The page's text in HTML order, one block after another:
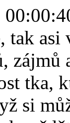
trestali vězením odnětím svobody nebo pokutou v české republice zkrátka neplatí, že teď po revoluci je mnohem víc vražd než za socialismu. Ano, bezprostředně po revoluci, v 90. Letech ten počet ran. 16 00:05:24,260 --> 00:05:54,400 Ideálně a rapidně vystřelil, ale v průběhu jednadvacátého století se zase dostal zpátky na předrevoluční úroveň. Spousta lidí mi oponuje, že si nepamatují, že by za socialismu tolik vražd bylo a klíčové je tam to slovo nepamatují. Je to přesně tak, oni si to nepamatují, protože se většinou o těch případech ani nedozvěděli. V černé kronice se takové případy odbyly na 4 5 řádcích. 17 00:05:54,490 --> 00:06:24,470 A jen výjimečně tomu noviny věnovaly větší prostor. Když to srovnáte s dnešní dobou, kdy si bulvár a nejenom bulvár, ale i seriózní média z případu nějaké vraždy dokážou udělat téma na několik týdnů, tak opravdu ve srovnání s tímto se za socialismu nic nedělo v uvozovkách, protože to nebylo v novinách, a proto si z té doby nic takového. 18 00:06:24,560 --> 00:06:54,620 Nepamatujete vy si ale nepamatujete ve skutečnosti to, že by se o tom tolik mluvilo a psalo. Možná jste zaznamenali například spartakiádního vraha Jiřího straku v roce